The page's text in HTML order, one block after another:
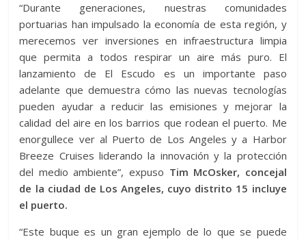
“Durante generaciones, nuestras comunidades
portuarias han impulsado la economía de esta región, y
merecemos ver inversiones en infraestructura limpia
que permita a todos respirar un aire más puro. El
lanzamiento de El Escudo es un importante paso
adelante que demuestra cómo las nuevas tecnologías
pueden ayudar a reducir las emisiones y mejorar la
calidad del aire en los barrios que rodean el puerto. Me
enorgullece ver al Puerto de Los Angeles y a Harbor
Breeze Cruises liderando la innovación y la protección
del medio ambiente”, expuso Tim McOsker, concejal
de la ciudad de Los Angeles, cuyo distrito 15 incluye
el puerto.
“Este buque es un gran ejemplo de lo que se puede